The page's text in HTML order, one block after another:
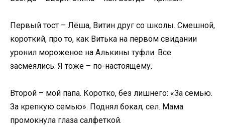
Первый тост – Лёша, Витин друг со школы. Смешной,
короткий, про то, как Витька на первом свидании
уронил мороженое на Алькины туфли. Все
засмеялись. Я тоже – по-настоящему.
Второй – мой папа. Коротко, без лишнего: «За семью.
За крепкую семью». Поднял бокал, сел. Мама
промокнула глаза салфеткой.